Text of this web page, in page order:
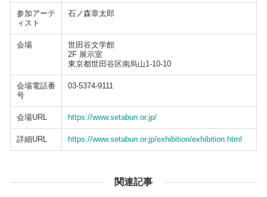
参加アーテ
ィスト
石ノ森章太郎
会場
世田谷文学館
2F 展示室
東京都世田谷区南烏山1-10-10
会場電話番
号
03-5374-9111
会場URL https://www.setabun.or.jp/
詳細URL https://www.setabun.or.jp/exhibition/exhibition.html
関連記事